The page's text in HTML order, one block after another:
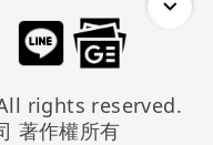
rights reserved.
著作權所有